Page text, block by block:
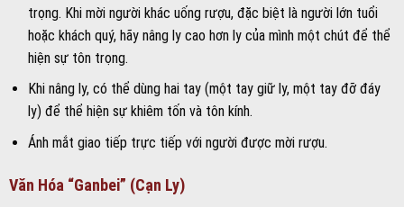
trọng. Khi mời người khác uống rượu, đặc biệt là người lớn tuổi
hoặc khách quý, hãy nâng ly cao hơn ly của mình một chút để thể
hiện sự tôn trọng.
Khi nâng ly, có thể dùng hai tay (một tay giữ ly, một tay đỡ đáy
ly) để thể hiện sự khiêm tốn và tôn kính.
Ánh mắt giao tiếp trực tiếp với người được mời rượu.
Văn Hóa “Ganbei” (Cạn Ly)